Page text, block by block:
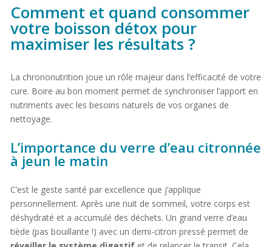
Comment et quand consommer
votre boisson détox pour
maximiser les résultats ?
La chrononutrition joue un rôle majeur dans l’efficacité de votre
cure. Boire au bon moment permet de synchroniser l’apport en
nutriments avec les besoins naturels de vos organes de
nettoyage.
L’importance du verre d’eau citronnée
à jeun le matin
C’est le geste santé par excellence que j’applique
personnellement. Après une nuit de sommeil, votre corps est
déshydraté et a accumulé des déchets. Un grand verre d’eau
tiède (pas bouillante !) avec un demi-citron pressé permet de